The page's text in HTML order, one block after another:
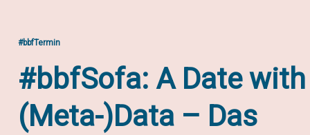
Context:
Schulwissen
sammeln
und
verbreiten.
#bbfTermin
#bbfSofa: A Date with
(Meta-)Data – Das